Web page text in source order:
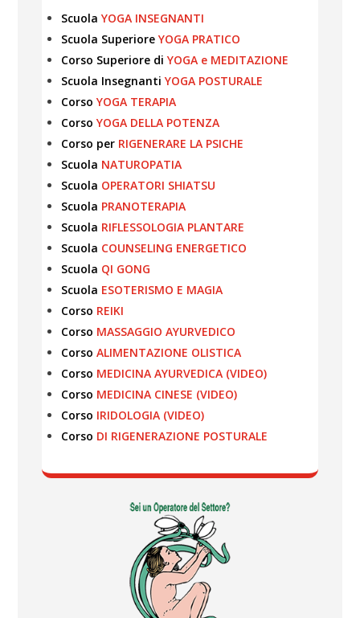
Scuola YOGA INSEGNANTI
Scuola SuperioreYOGA PRATICO
Corso Superiore diYOGA e MEDITAZIONE
Scuola Insegnanti YOGA POSTURALE
Corso YOGA TERAPIA
Corso YOGA DELLA POTENZA
Corso per RIGENERARE LA PSICHE
Scuola NATUROPATIA
Scuola OPERATORI SHIATSU
Scuola PRANOTERAPIA
Scuola RIFLESSOLOGIA PLANTARE
Scuola COUNSELING ENERGETICO
Scuola QI GONG
Scuola ESOTERISMO E MAGIA
Corso REIKI
Corso MASSAGGIO AYURVEDICO
Corso ALIMENTAZIONE OLISTICA
Corso MEDICINA AYURVEDICA (VIDEO)
Corso MEDICINA CINESE (VIDEO)
Corso IRIDOLOGIA (VIDEO)
Corso DI RIGENERAZIONE POSTURALE